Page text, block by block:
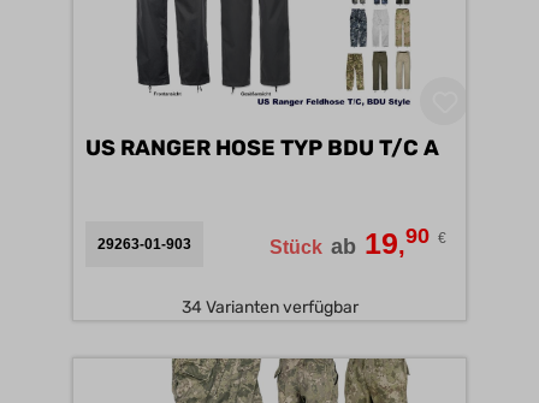
US RANGER HOSE TYP BDU T/C A
29263-01-903 Stück ab 19,90 €
34 Varianten verfügbar